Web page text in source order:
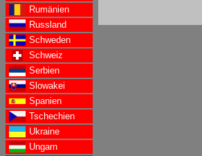
Rumänien
Russland
Schweden
Schweiz
Serbien
Slowakei
Spanien
Tschechien
Ukraine
Ungarn